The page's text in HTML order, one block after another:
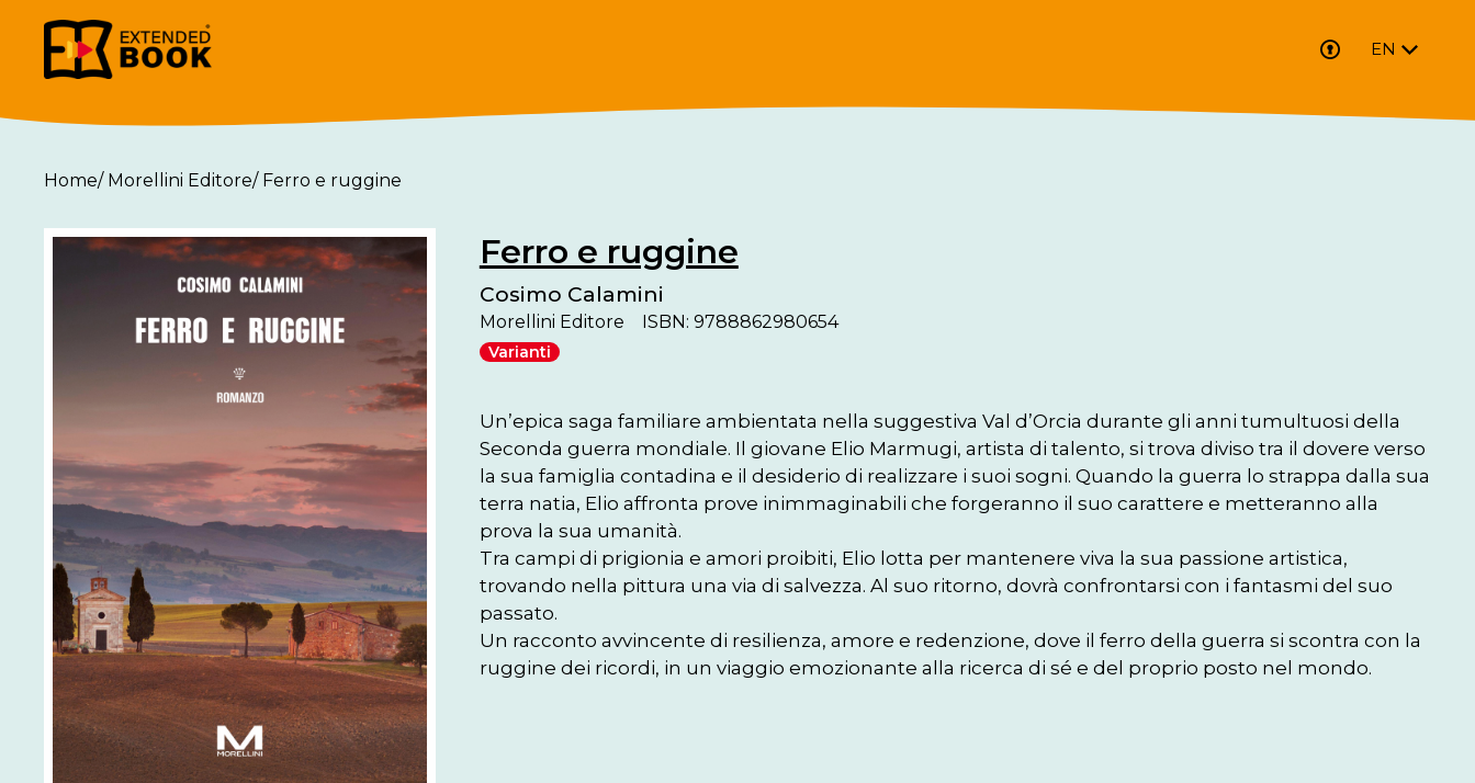
EN
Home/ Morellini Editore/ Ferro e ruggine
Ferro e ruggine
Cosimo Calamini
Morellini Editore ISBN: 9788862980654
Varianti
Un’epica saga familiare ambientata nella suggestiva Val d’Orcia durante gli anni tumultuosi della
Seconda guerra mondiale. Il giovane Elio Marmugi, artista di talento, si trova diviso tra il dovere verso
la sua famiglia contadina e il desiderio di realizzare i suoi sogni. Quando la guerra lo strappa dalla sua
terra natia, Elio affronta prove inimmaginabili che forgeranno il suo carattere e metteranno alla
prova la sua umanità.
Tra campi di prigionia e amori proibiti, Elio lotta per mantenere viva la sua passione artistica,
trovando nella pittura una via di salvezza. Al suo ritorno, dovrà confrontarsi con i fantasmi del suo
passato.
Un racconto avvincente di resilienza, amore e redenzione, dove il ferro della guerra si scontra con la
ruggine dei ricordi, in un viaggio emozionante alla ricerca di sé e del proprio posto nel mondo.